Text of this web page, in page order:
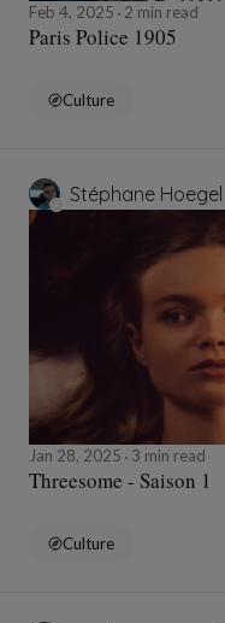
Feb 4, 2025 2 min read
Paris Police 1905
Culture
Stéphane Hoegel
Jan 28, 2025 3 min read
Threesome - Saison 1
Culture